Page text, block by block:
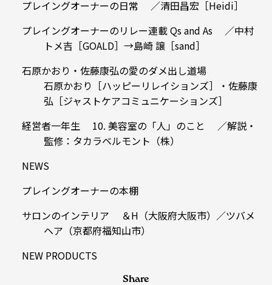
プレイングオーナーの日常 ／清田昌宏［Heidi］
プレイングオーナーのリレー連載 Qs and As ／中村
トメ吉［GOALD］→島崎 譲［sand］
石原かおり・佐藤康弘の愛のダメ出し道場
石原かおり［ハッピーリレイションズ］・佐藤康
弘［ジャストケアコミュニケーションズ］
経営者一年生 10. 美容室の「人」のこと ／解説・
監修：タカラベルモント（株）
NEWS
プレイングオーナーの本棚
サロンのインテリア ＆H（大阪府大阪市）／ツバメ
ヘア（京都府福知山市）
NEW PRODUCTS
Share